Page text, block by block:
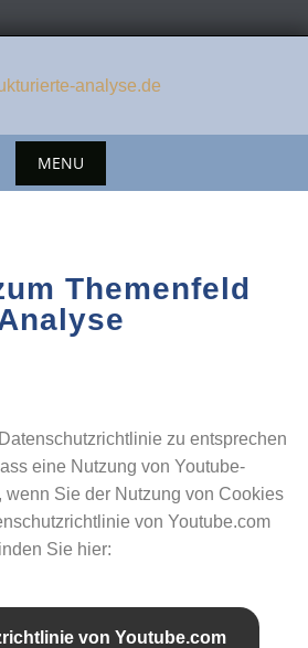
MENU
Themenfeld
zu entsprechen
eine Nutzung von Youtube-
wenn Sie der Nutzung von Cookies
von Youtube.com
Sie hier:
von Youtube.com